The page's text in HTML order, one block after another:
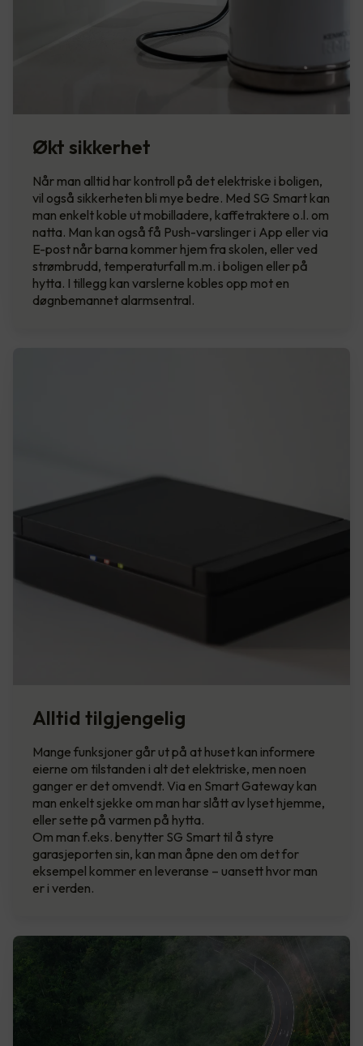
Økt sikkerhet
Når man alltid har kontroll på det elektriske i boligen,
vil også sikkerheten bli mye bedre. Med SG Smart kan
man enkelt koble ut mobilladere, kaffetraktere o.l. om
natta. Man kan også få Push-varslinger i App eller via
E-post når barna kommer hjem fra skolen, eller ved
strømbrudd, temperaturfall m.m. i boligen eller på
hytta. I tillegg kan varslerne kobles opp mot en
døgnbemannet alarmsentral.
Alltid tilgjengelig
Mange funksjoner går ut på at huset kan informere
eierne om tilstanden i alt det elektriske, men noen
ganger er det omvendt. Via en Smart Gateway kan
man enkelt sjekke om man har slått av lyset hjemme,
eller sette på varmen på hytta.
Om man f.eks. benytter SG Smart til å styre
garasjeporten sin, kan man åpne den om det for
eksempel kommer en leveranse – uansett hvor man
er i verden.